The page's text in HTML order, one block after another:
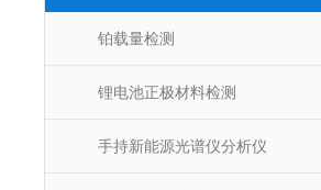
铂载量检测
锂电池正极材料检测
手持新能源光谱仪分析仪